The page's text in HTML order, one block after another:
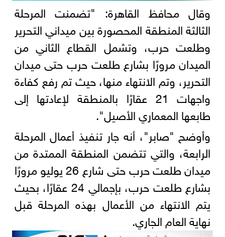
وقال محافظ القاهرة: "تضمنت المرحلة
الثالثة المنطقة المحصورة بين ميداني التحرير
وطلعت حرب، وتشمل القطاع الثاني من
الميدان مرورًا بشارع طلعت حرب حتى ميدان
التحرير، وتم الانتهاء منها، حيث تم رفع كفاءة
واجهات 21 عقارًا بالمنطقة لإعادتها إلى
طابعها المعماري الأصيل".
وأوضح "صابر"، أنه جار تنفيذ أعمال المرحلة
الرابعة، والتي تتضمن المنطقة الممتدة من
ميدان طلعت حرب حتى شارع 26 يوليو مرورًا
بشارع طلعت حرب، بإجمالي 24 عقارًا، بحيث
يتم الانتهاء من الأعمال بهذه المرحلة قبل
نهاية العام الجاري.